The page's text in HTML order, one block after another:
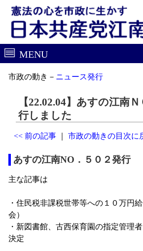
MENU
市政の動き－ ニュース発行
【22.02.04】あすの江南
行しました
<< 前の記事 市政の動きの目次に
あすの江南NO．５０２発行
主な記事は
・住民税非課税世帯等への１０万円
会）
・新図書館、古西保育園の指定管理
決定